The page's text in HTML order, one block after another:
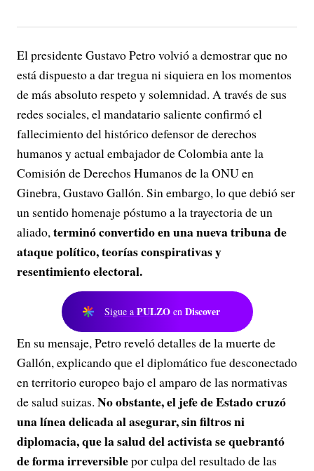
El presidente Gustavo Petro volvió a demostrar que no
está dispuesto a dar tregua ni siquiera en los momentos
de más absoluto respeto y solemnidad. A través de sus
redes sociales, el mandatario saliente confirmó el
fallecimiento del histórico defensor de derechos
humanos y actual embajador de Colombia ante la
Comisión de Derechos Humanos de la ONU en
Ginebra, Gustavo Gallón. Sin embargo, lo que debió ser
un sentido homenaje póstumo a la trayectoria de un
aliado,terminó convertido en una nueva tribuna de
ataque político, teorías conspirativas y
resentimiento electoral.
Sigue a PULZO en Discover
En su mensaje, Petro reveló detalles de la muerte de
Gallón, explicando que el diplomático fue desconectado
en territorio europeo bajo el amparo de las normativas
de salud suizas. No obstante, el jefe de Estado cruzó
una línea delicada al asegurar, sin filtros ni
diplomacia, que la salud del activista se quebrantó
de forma irreversiblepor culpa del resultado de las